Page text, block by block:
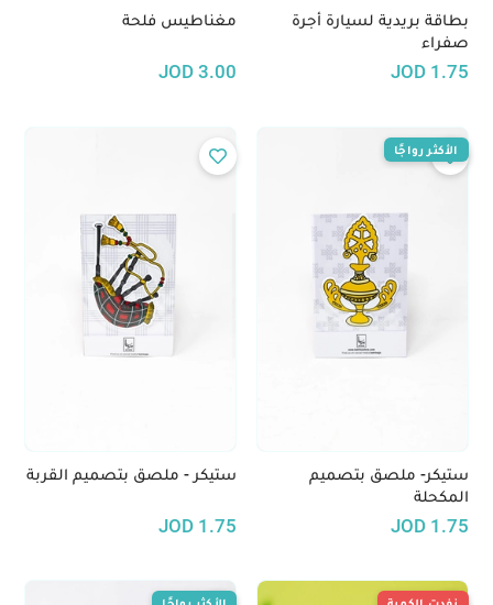
بطاقة بريدية لسيارة أجرة
صفراء
1.75
JOD
مغناطيس فلحة
3.00
JOD
ستيكر- ملصق بتصميم
المكحلة
1.75
JOD
الأكثر رواجًا
ستيكر - ملصق بتصميم القربة
1.75
JOD